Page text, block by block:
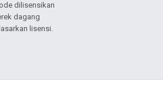
dilisensikan
dagang
lisensi.